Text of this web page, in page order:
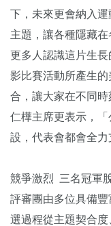
下，未來更會納入
主題，讓各種隱藏
更多人認識這片生
影比賽活動所產生
合，讓大家在不同
仁樺主席更表示，
設，代表會都會全力
競爭激烈 三名冠軍
評審團由多位具備
選過程從主題契合